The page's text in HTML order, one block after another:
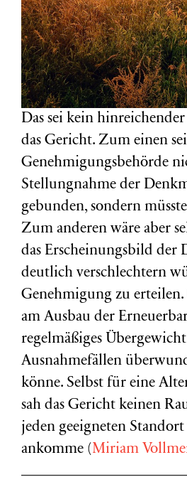
Das sei kein
das Gericht. Zum einen
Genehmigungsbehörde
Stellungnahme der
gebunden, sondern
Zum anderen wäre aber
das Erscheinungsbild der
deutlich verschlechtern
Genehmigung zu erteilen.
am Ausbau der
regelmäßiges
Ausnahmefällen
könne. Selbst für eine
sah das Gericht keinen
jeden geeigneten
ankomme (Miriam